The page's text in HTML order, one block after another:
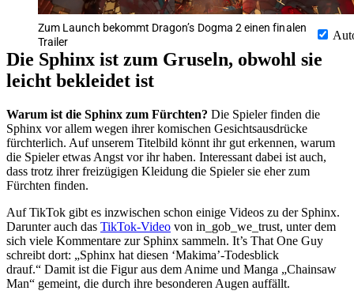
Zum Launch bekommt Dragon’s Dogma 2 einen finalen
Trailer
Die Sphinx ist zum Gruseln, obwohl sie
leicht bekleidet ist
Warum ist die Sphinx zum Fürchten? Die Spieler finden die
Sphinx vor allem wegen ihrer komischen Gesichtsausdrücke
fürchterlich. Auf unserem Titelbild könnt ihr gut erkennen, warum
die Spieler etwas Angst vor ihr haben. Interessant dabei ist auch,
dass trotz ihrer freizügigen Kleidung die Spieler sie eher zum
Fürchten finden.
Auf TikTok gibt es inzwischen schon einige Videos zu der Sphinx.
Darunter auch das TikTok-Video von in_gob_we_trust, unter dem
sich viele Kommentare zur Sphinx sammeln. It’s That One Guy
schreibt dort: „Sphinx hat diesen ‘Makima’-Todesblick
drauf.“ Damit ist die Figur aus dem Anime und Manga
Chainsaw
Man
gemeint, die durch ihre besonderen Augen auffällt.